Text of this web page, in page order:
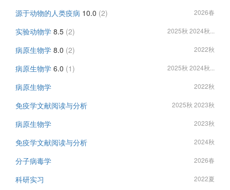
源于动物的人类疫病 10.0 (2) 2026春
实验动物学 8.5 (2) 2025秋 2024秋...
病原生物学 8.0 (2) 2022秋
病原生物学 6.0 (1) 2025秋 2024秋...
病原生物学 2022秋
免疫学文献阅读与分析 2025秋 2023秋
病原生物学 2023秋
免疫学文献阅读与分析 2024秋
分子病毒学 2026春
科研实习 2022夏